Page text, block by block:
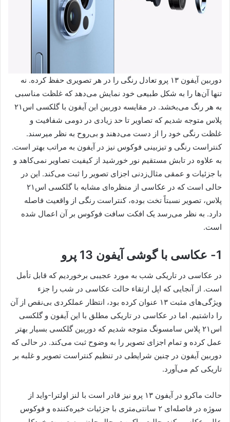
دوربین آیفون ۱۳ پرو تعادل رنگی را در هر تصویری حفظ کرده. نه
تنها آن‌ها را به شکل طبیعی خود نمایش می‌دهد که غلظت مناسبی
به هر رنگ می‌بخشد. در مقایسه دوربین این آیفون با گلکسی اس۲۱
پلاس متوجه شدیم که تصاویر تا حد زیادی در دومی شفافیت و
غلظت رنگی خود را از دست می‌دهند و بی‌روح به نظر می‎رسند.
کنتراست رنگی و تیزبینی فوکوس نیز در آیفون به مراتب بهتر است.
به علاوه در تابش مستقیم نور خورشید از کیفیت تصاویر نمی‌کاهد و
با جزئیات و عمقی مثال‌زدنی اجزای تصویر را ثبت می‌کند. این در
حالی است که در عکاسی از منظره‌ای مشابه با گلکسی اس۲۱
پلاس، تصویر نسبتاً تخت بوده، کنتراست رنگی از واقعیت فاصله
دارد. به نظر می‌رسد یک افکت سافت فوکوس بر آن اعمال شده
است.
1- عکاسی با گوشی آیفون 13 پرو
در عکاسی در تاریکی شب به مورد عجیبی برخوردیم که قابل تأمل
است. از آنجایی که اپل ارتقاء حالت عکاسی در شب را جزء
ویژگی‌های مثبت ۱۳ عنوان کرده بود، انتظار عملکردی بی‌نقص از آن
را داشتیم. اما در عکاسی در تاریکی مطلق با این آیفون و گلکسی
اس۲۱ پلاس سامسونگ متوجه شدیم که دوربین گلکسی بسیار بهتر
عمل کرده و تمام اجزای تصویر را به وضوح ثبت می‌کند. در حالی که
دوربین آیفون در چنین شرایطی در تنظیم کنتراست تصویر و غلبه بر
تاریکی کم می‌آورد.
حالت ماکرو در آیفون ۱۳ پرو نیز قادر است با لنز اولترا-واید از
سوژه در فاصله‌ای ۲ سانتی‌متری با جزئیات خیره‌کننده و فوکوس